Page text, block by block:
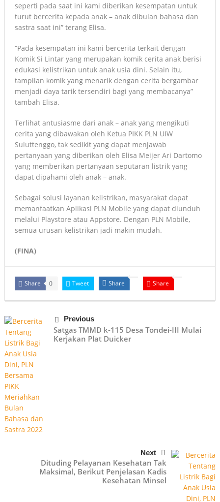
seperti pada saat ini kami diberikan kesempatan untuk
turut bercerita kepada anak – anak dibulan bahasa dan
sastra saat ini” terang Elisa.
“Pada kesempatan ini kami bercerita terkait dengan
Komik Si Lintar yang merupakan komik cerita anak berisi
edukasi kelistrikan untuk anak usia dini. Selain itu,
tampilan komik yang menarik dengan cerita bergambar
menjadi daya tarik tersendiri bagi yang membacanya”
tambah Elisa.
Terlihat antusiasme dari anak – anak yang mengikuti
cerita yang dibawakan oleh Ketua PIKK PLN UIW
Suluttenggo, tak sedikit yang dapat menjawab
pertanyaan yang diberikan oleh Elisa Meijer Ari Dartomo
yang memberikan pertanyaan seputaran listrik yang
dapat dipahami oleh anak – anak.
Sebagai solusi layanan kelistrikan, masyarakat dapat
memanfaatkan Aplikasi PLN Mobile yang dapat diunduh
melalui Playstore atau Appstore. Dengan PLN Mobile,
semua urusan kelistrikan jadi makin mudah.
(FINA)
Share 0 Tweet Share Share
Previous
Satgas TMMD k-115 Desa Tondei-III Mulai
Kerjakan Plat Duicker
Next
Dituding Pelayanan Kesehatan Tak
Maksimal, Berikut Penjelasan Kadis
Kesehatan Minsel